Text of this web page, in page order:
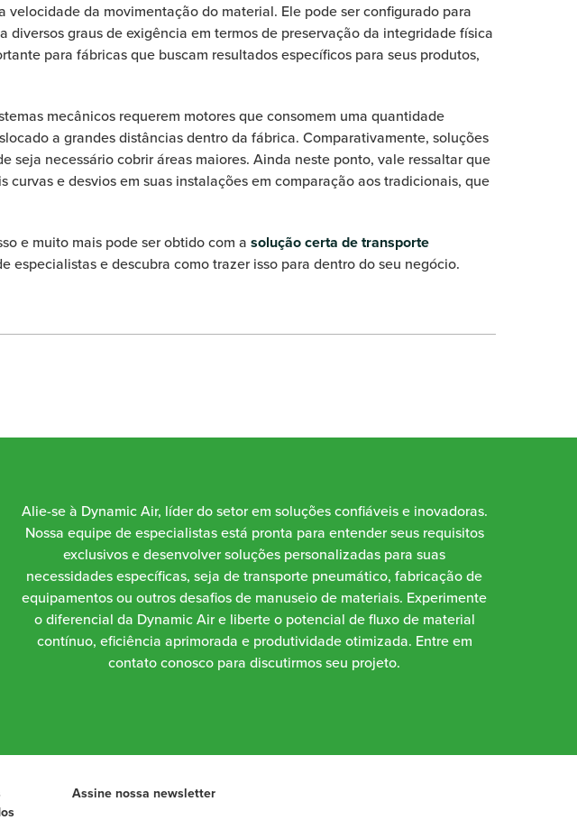
velocidade da movimentação do material. Ele pode ser configurado para
diversos graus de exigência em termos de preservação da integridade física
para fábricas que buscam resultados específicos para seus produtos,
mecânicos requerem motores que consomem uma quantidade
a grandes distâncias dentro da fábrica. Comparativamente, soluções
seja necessário cobrir áreas maiores. Ainda neste ponto, vale ressaltar que
e desvios em suas instalações em comparação aos tradicionais, que
e muito mais pode ser obtido com a solução certa de transporte
e descubra como trazer isso para dentro do seu negócio.
Alie-se à Dynamic Air, líder do setor em soluções confiáveis e inovadoras.
Nossa equipe de especialistas está pronta para entender seus requisitos
exclusivos e desenvolver soluções personalizadas para suas
necessidades específicas, seja de transporte pneumático, fabricação de
equipamentos ou outros desafios de manuseio de materiais. Experimente
o diferencial da Dynamic Air e liberte o potencial de fluxo de material
contínuo, eficiência aprimorada e produtividade otimizada. Entre em
contato conosco para discutirmos seu projeto.
Assine nossa newsletter